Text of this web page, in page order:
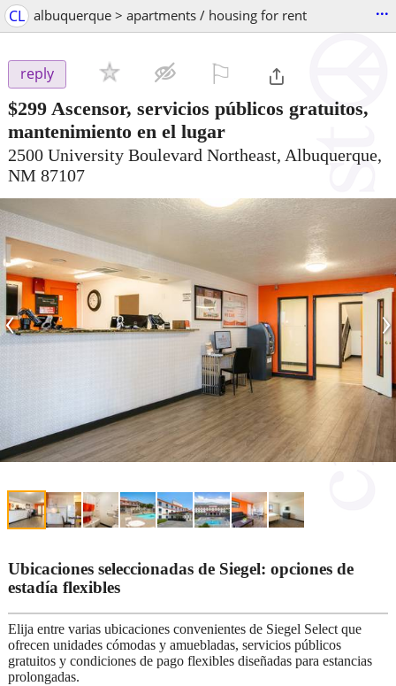
CL albuquerque > apartments / housing for rent ...
reply
$299 Ascensor, servicios públicos gratuitos,
mantenimiento en el lugar
2500 University Boulevard Northeast, Albuquerque,
NM 87107
‹ ›
Ubicaciones seleccionadas de Siegel: opciones de
estadía flexibles
Elija entre varias ubicaciones convenientes de Siegel Select que
ofrecen unidades cómodas y amuebladas, servicios públicos
gratuitos y condiciones de pago flexibles diseñadas para estancias
prolongadas.